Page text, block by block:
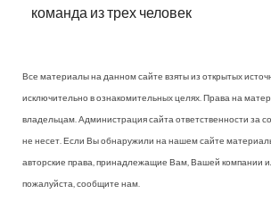
команда из трех человек
Все материалы на данном сайте взяты из открытых
исключительно в ознакомительных целях. Права на
владельцам. Администрация сайта ответственности за
не несет. Если Вы обнаружили на нашем сайте
авторские права, принадлежащие Вам, Вашей компании
пожалуйста, сообщите нам.